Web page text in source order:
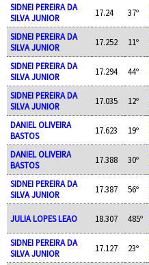
SIDNEI PEREIRA DA
SILVA JUNIOR
17.24 37º
SIDNEI PEREIRA DA
SILVA JUNIOR
17.252 11º
SIDNEI PEREIRA DA
SILVA JUNIOR
17.294 44º
SIDNEI PEREIRA DA
SILVA JUNIOR
17.035 12º
DANIEL OLIVEIRA
BASTOS
17.623 19º
DANIEL OLIVEIRA
BASTOS
17.388 30º
SIDNEI PEREIRA DA
SILVA JUNIOR
17.387 56º
JULIA LOPES LEAO 18.307 485º
SIDNEI PEREIRA DA
SILVA JUNIOR
17.127 23º